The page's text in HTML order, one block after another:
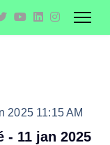
2025 11:15 AM
- 11 jan 2025